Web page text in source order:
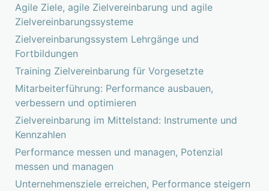
Agile Ziele, agile Zielvereinbarung und agile
Zielvereinbarungssysteme
Zielvereinbarungssystem Lehrgänge und
Fortbildungen
Training Zielvereinbarung für Vorgesetzte
Mitarbeiterführung: Performance ausbauen,
verbessern und optimieren
Zielvereinbarung im Mittelstand: Instrumente und
Kennzahlen
Performance messen und managen, Potenzial
messen und managen
Unternehmensziele erreichen, Performance steigern